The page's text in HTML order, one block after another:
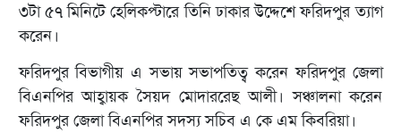
৩টা ৫৭ মিনিটে হেলিকপ্টারে তিনি ঢাকার উদ্দেশে ফরিদপুর ত্যাগ
করেন।
ফরিদপুর বিভাগীয় এ সভায় সভাপতিত্ব করেন ফরিদপুর জেলা
বিএনপির আহ্বায়ক সৈয়দ মোদাররেছ আলী। সঞ্চালনা করেন
ফরিদপুর জেলা বিএনপির সদস্য সচিব এ কে এম কিবরিয়া।